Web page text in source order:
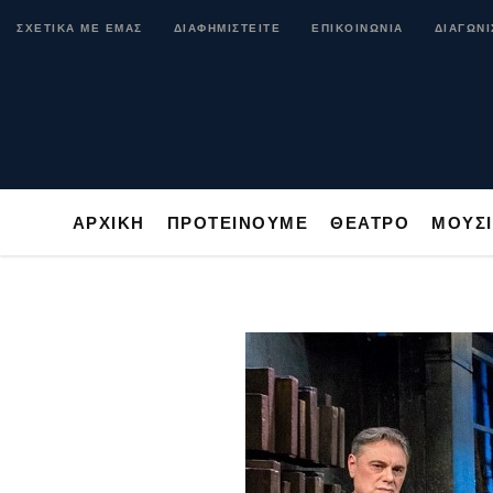
ΣΧΕΤΙΚΑ ΜΕ ΕΜΑΣ ΔΙΑΦΗΜΙΣΤΕΙΤΕ ΕΠΙΚΟΙΝΩΝΙΑ
ΑΡΧΙΚΗ ΠΡΟΤΕΙΝΟΥΜΕ ΘΕΑΤΡΟ
ΑΡΧΙΚΗ ΠΡΟΤΕΙΝΟΥΜΕ ΘΕΑΤΡΟ